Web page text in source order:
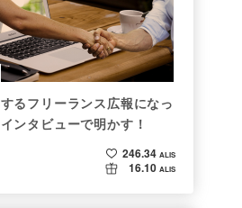
るフリーランス広報になっ
ンタビューで明かす！
246.34 ALIS
16.10 ALIS